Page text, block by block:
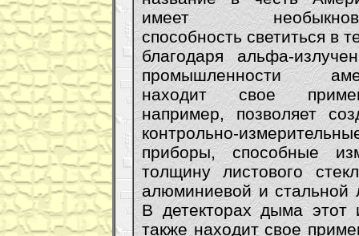
имеет
способность светиться в
благодаря альфа-
промышленности
находит свое
например, позволяет
контрольно-
приборы, способные
толщину листового
алюминиевой и стальной
В детекторах дыма этот
также находит свое